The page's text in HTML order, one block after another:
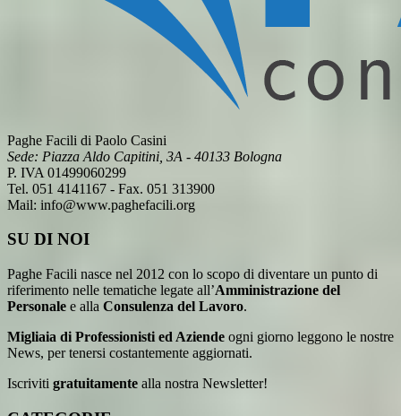
Paghe Facili di Paolo Casini
Sede: Piazza Aldo Capitini, 3A - 40133 Bologna
P. IVA 01499060299
Tel. 051 4141167 - Fax. 051 313900
Mail: info@www.paghefacili.org
SU DI NOI
Paghe Facili nasce nel 2012 con lo scopo di diventare un punto di
riferimento nelle tematiche legate all’Amministrazione del
Personale e alla Consulenza del Lavoro.
Migliaia di Professionisti ed Aziende ogni giorno leggono le nostre
News, per tenersi costantemente aggiornati.
Iscriviti gratuitamente alla nostra Newsletter!